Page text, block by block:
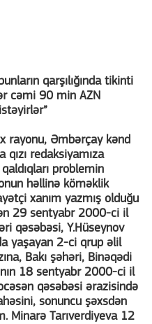
qarşılığında tikinti
cəmi 90 min AZN
rayonu, Əmbərçay kənd
redaksiyamıza
problemin
həllinə köməklik
xanım yazmış olduğu
29 sentyabr 2000-ci il
qəsəbəsi, Y.Hüseynov
yaşayan 2-ci qrup əlil
Bakı şəhəri, Binəqədi
18 sentyabr 2000-ci il
qəsəbəsi ərazisində
sonuncu şəxsdən
Minarə Tarıverdiyeva 12